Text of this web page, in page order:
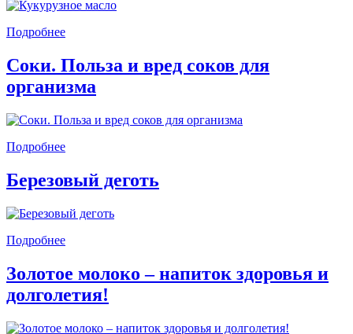
Подробнее
Соки. Польза и вред соков для
организма
Подробнее
Березовый деготь
Подробнее
Золотое молоко – напиток здоровья и
долголетия!